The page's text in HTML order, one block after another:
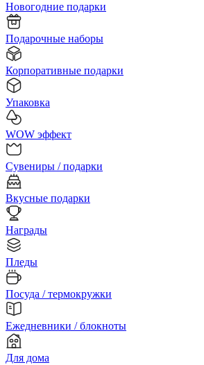
Новогодние подарки
Подарочные наборы
Корпоративные подарки
Упаковка
WOW эффект
Сувениры / подарки
Вкусные подарки
Награды
Пледы
Посуда / термокружки
Ежедневники / блокноты
Для дома